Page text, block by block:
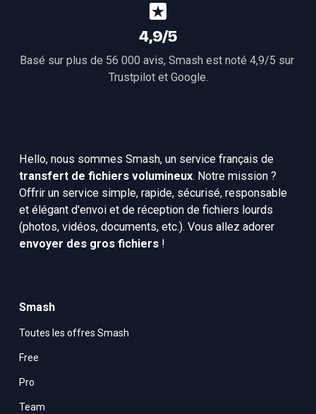
4,9/5
Basé sur plus de 56 000 avis, Smash est noté 4,9/5 sur
Trustpilot et Google.
Hello, nous sommes Smash, un service français de
transfert de fichiers volumineux. Notre mission ?
Offrir un service simple, rapide, sécurisé, responsable
et élégant d'envoi et de réception de fichiers lourds
(photos, vidéos, documents, etc.). Vous allez adorer
envoyer des gros fichiers !
Smash
Toutes les offres Smash
Free
Pro
Team